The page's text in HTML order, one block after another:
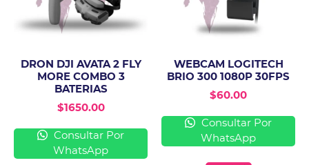
DRON DJI AVATA 2 FLY
MORE COMBO 3
BATERIAS
$1650.00
Consultar Por
WhatsApp
WEBCAM LOGITECH
BRIO 300 1080P 30FPS
$60.00
Consultar Por
WhatsApp